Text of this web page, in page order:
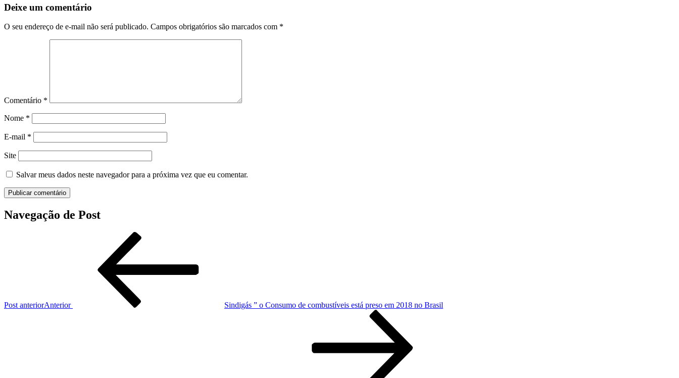
Deixe um comentário
O seu endereço de e-mail não será publicado. Campos obrigatórios são marcados com *
Comentário *
Nome *
E-mail *
Site
Salvar meus dados neste navegador para a próxima vez que eu comentar.
Navegação de Post
Post anteriorAnterior Sindigás ” o Consumo de combustíveis está preso em 2018 no Brasil